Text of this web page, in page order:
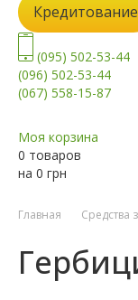
Кредитование
(095) 502-53-44
(096) 502-53-44
(067) 558-15-87
Моя корзина
0 товаров
на 0 грн
Главная Средства